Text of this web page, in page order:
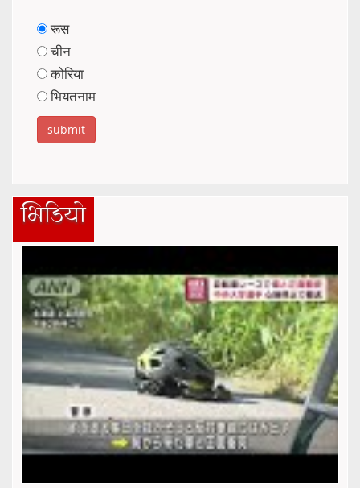
रूस
चीन
कोरिया
भियतनाम
भिडियो